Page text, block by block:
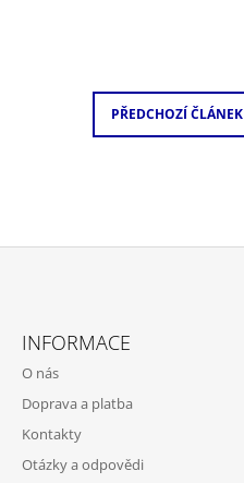
PŘEDCHOZÍ ČLÁNEK
INFORMACE
O nás
Doprava a platba
Kontakty
Otázky a odpovědi